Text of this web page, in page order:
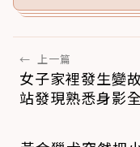
← 上一篇
女子家裡發生變
站發現熟悉身影